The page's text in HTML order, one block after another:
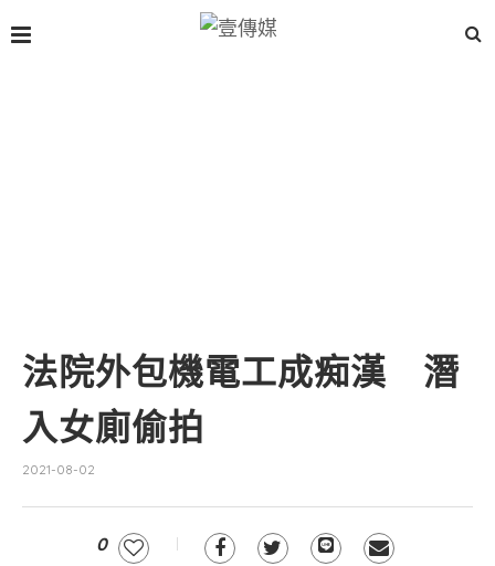
法院外包機電工成痴漢 潛
入女廁偷拍
2021-08-02
0